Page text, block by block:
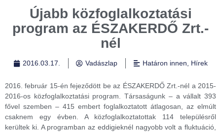
Újabb közfoglalkoztatási
program az ÉSZAKERDŐ Zrt.-
nél
2016.03.17. Vadászlap Határon innen Hírek
2016. február 15-én fejeződött be az ÉSZAKERDŐ Zrt.-nél a 2015-
2016-os közfoglalkoztatási program. Társaságunk – a vállalt 393
fővel szemben – 415 embert foglalkoztatott átlagosan, az elmúlt
csaknem egy évben. A közfoglalkoztatottak 114 településről
kerültek ki. A programban az eddigieknél nagyobb volt a fluktuáció,